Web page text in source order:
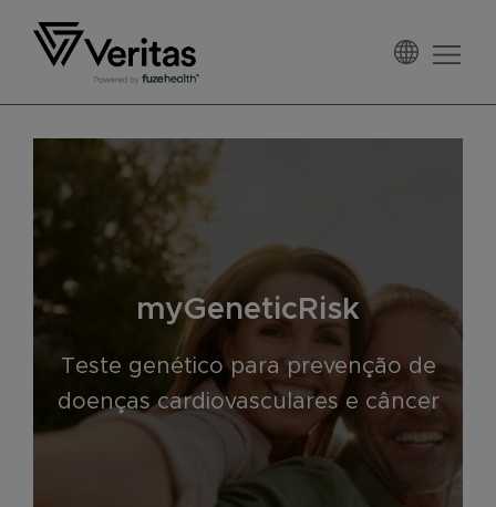
para
navegação
primária
content
Rodapé
myGeneticRisk
Teste genético para prevenção de
doenças cardiovasculares e câncer